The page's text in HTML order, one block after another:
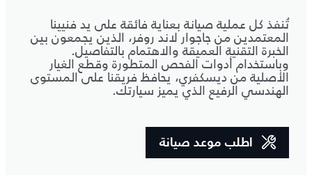
تُنفذ كل عملية صيانة بعناية فائقة على يد فنيينا
المعتمدين من جاجوار لاند روفر، الذين يجمعون بين
الخبرة التقنية العميقة والاهتمام بالتفاصيل.
وباستخدام أدوات الفحص المتطورة وقطع الغيار
الأصلية من ديسكفري، يحافظ فريقنا على المستوى
الهندسي الرفيع الذي يميز سيارتك.
اطلب موعد صيانة